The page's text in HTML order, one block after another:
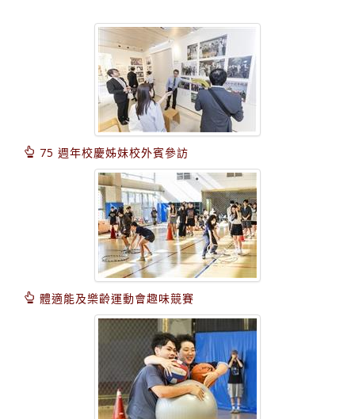
75 週年校慶姊妹校外賓參訪
體適能及樂齡運動會趣味競賽